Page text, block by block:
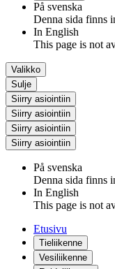
På svenska
Denna sida finns
In English
This page is not
Valikko
Sulje
Siirry asiointiin
Siirry asiointiin
Siirry asiointiin
Siirry asiointiin
På svenska
Denna sida finns
In English
This page is not
Etusivu
Tieliikenne
Vesiliikenne